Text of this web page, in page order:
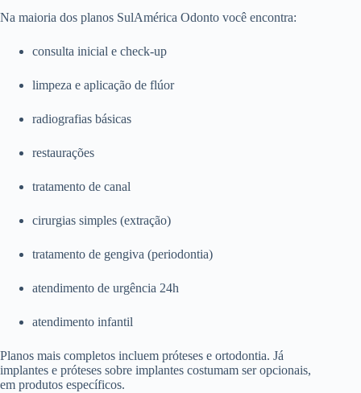
Na maioria dos planos SulAmérica Odonto você encontra:
consulta inicial e check-up
limpeza e aplicação de flúor
radiografias básicas
restaurações
tratamento de canal
cirurgias simples (extração)
tratamento de gengiva (periodontia)
atendimento de urgência 24h
atendimento infantil
Planos mais completos incluem próteses e ortodontia. Já
implantes e próteses sobre implantes costumam ser opcionais,
em produtos específicos.